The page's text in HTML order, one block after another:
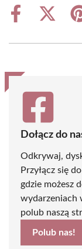
Share
Share
(Twitter)
Dołącz do
Odkrywaj,
Przyłącz się
gdzie możesz
wydarzeniach
polub naszą
Polub nas!